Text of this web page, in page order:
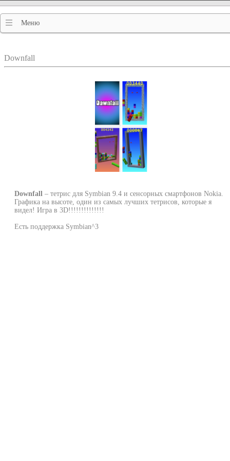
Меню
Downfall
Downfall – тетрис для Symbian 9.4 и сенсорных смартфонов Nokia.
Графика на высоте, один из самых лучших тетрисов, которые я
видел! Игра в 3D!!!!!!!!!!!!!!
Есть поддержка Symbian^3